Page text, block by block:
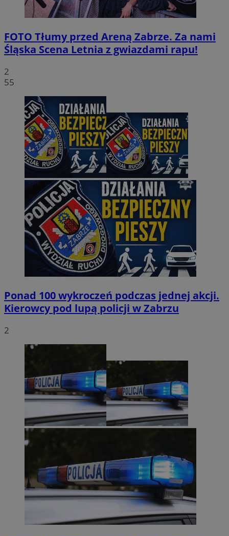
FOTO Tłumy przed Areną Zabrze. Za nami
Śląska Scena Letnia z gwiazdami rapu!
2
55
Ponad 100 wykroczeń podczas jednej akcji.
Kierowcy pod lupą policji w Zabrzu
2